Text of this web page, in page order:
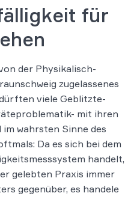
für
der Physikalisch-
zugelassenes
viele Geblitzte-
mit ihren
im wahrsten Sinne des
Da es sich bei dem
handelt,
gelebten Praxis immer
gegenüber, es handele